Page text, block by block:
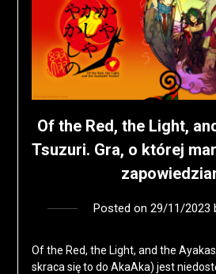
Of the Red, the Light,
Tsuzuri. Gra, o której
Posted on 29/11/2023
Of the Red, the Light, and the
skraca się to do AkaAka) jest